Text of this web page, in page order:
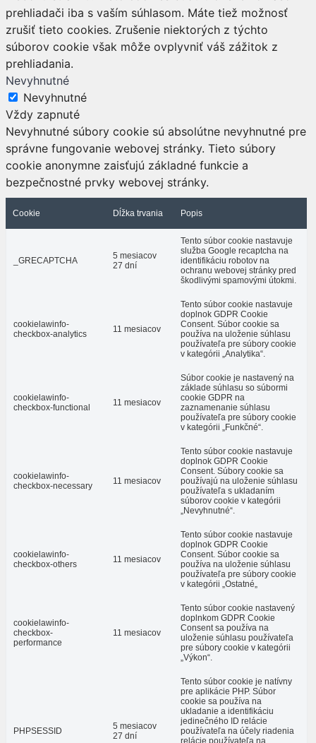
prehliadači iba s vaším súhlasom. Máte tiež možnosť
zrušiť tieto cookies. Zrušenie niektorých z týchto
súborov cookie však môže ovplyvniť váš zážitok z
prehliadania.
Nevyhnutné
Nevyhnutné
Vždy zapnuté
Nevyhnutné súbory cookie sú absolútne nevyhnutné pre
správne fungovanie webovej stránky. Tieto súbory
cookie anonymne zaisťujú základné funkcie a
bezpečnostné prvky webovej stránky.
Cookie Dĺžka trvania Popis
_GRECAPTCHA
5 mesiacov
27 dní
Tento súbor cookie nastavuje
služba Google recaptcha na
identifikáciu robotov na
ochranu webovej stránky pred
škodlivými spamovými útokmi.
cookielawinfo-
checkbox-analytics
11 mesiacov
Tento súbor cookie nastavuje
doplnok GDPR Cookie
Consent. Súbor cookie sa
používa na uloženie súhlasu
používateľa pre súbory cookie
v kategórii „Analytika“.
cookielawinfo-
checkbox-functional
11 mesiacov
Súbor cookie je nastavený na
základe súhlasu so súbormi
cookie GDPR na
zaznamenanie súhlasu
používateľa pre súbory cookie
v kategórii „Funkčné“.
cookielawinfo-
checkbox-necessary
11 mesiacov
Tento súbor cookie nastavuje
doplnok GDPR Cookie
Consent. Súbory cookie sa
používajú na uloženie súhlasu
používateľa s ukladaním
súborov cookie v kategórii
„Nevyhnutné“.
cookielawinfo-
checkbox-others
11 mesiacov
Tento súbor cookie nastavuje
doplnok GDPR Cookie
Consent. Súbor cookie sa
používa na uloženie súhlasu
používateľa pre súbory cookie
v kategórii „Ostatné„
cookielawinfo-
checkbox-
performance
11 mesiacov
Tento súbor cookie nastavený
doplnkom GDPR Cookie
Consent sa používa na
uloženie súhlasu používateľa
pre súbory cookie v kategórii
„Výkon“.
PHPSESSID
5 mesiacov
27 dní
Tento súbor cookie je natívny
pre aplikácie PHP. Súbor
cookie sa používa na
ukladanie a identifikáciu
jedinečného ID relácie
používateľa na účely riadenia
relácie používateľa na